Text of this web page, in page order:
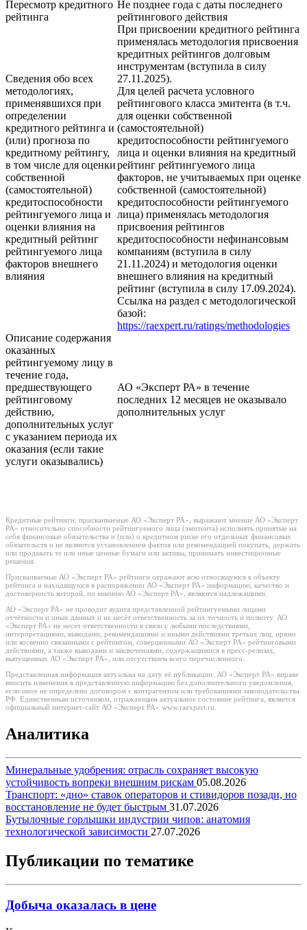
Пересмотр кредитного
рейтинга
Не позднее года с даты последнего
рейтингового действия
Сведения обо всех
методологиях,
применявшихся при
определении
кредитного рейтинга и
(или) прогноза по
кредитному рейтингу,
в том числе для оценки
собственной
(самостоятельной)
кредитоспособности
рейтингуемого лица и
оценки влияния на
кредитный рейтинг
рейтингуемого лица
факторов внешнего
влияния
При присвоении кредитного рейтинга
применялась методология присвоения
кредитных рейтингов долговым
инструментам (вступила в силу
27.11.2025).
Для целей расчета условного
рейтингового класса эмитента (в т.ч.
для оценки собственной
(самостоятельной)
кредитоспособности рейтингуемого
лица и оценки влияния на кредитный
рейтинг рейтингуемого лица
факторов, не учитываемых при оценке
собственной (самостоятельной)
кредитоспособности рейтингуемого
лица) применялась методология
присвоения рейтингов
кредитоспособности нефинансовым
компаниям (вступила в силу
21.11.2024) и методология оценки
внешнего влияния на кредитный
рейтинг (вступила в силу 17.09.2024).
Ссылка на раздел с методологической
базой:
https://raexpert.ru/ratings/methodologies
Описание содержания
оказанных
рейтингуемому лицу в
течение года,
предшествующего
рейтинговому
действию,
дополнительных услуг
с указанием периода их
оказания (если такие
услуги оказывались)
АО «Эксперт РА» в течение
последних 12 месяцев не оказывало
дополнительных услуг
Кредитные рейтинги, присваиваемые АО «Эксперт РА», выражают мнение АО «Эксперт
РА» относительно способности рейтингуемого лица (эмитента) исполнять принятые на
себя финансовые обязательства и (или) о кредитном риске его отдельных финансовых
обязательств и не являются установлением фактов или рекомендацией покупать, держать
или продавать те или иные ценные бумаги или активы, принимать инвестиционные
решения.
Присваиваемые АО «Эксперт РА» рейтинги отражают всю относящуюся к объекту
рейтинга и находящуюся в распоряжении АО «Эксперт РА» информацию, качество и
достоверность которой, по мнению АО «Эксперт РА», являются надлежащими.
АО «Эксперт РА» не проводит аудита представленной рейтингуемыми лицами
отчётности и иных данных и не несёт ответственность за их точность и полноту. АО
«Эксперт РА» не несет ответственности в связи с любыми последствиями,
интерпретациями, выводами, рекомендациями и иными действиями третьих лиц, прямо
или косвенно связанными с рейтингом, совершенными АО «Эксперт РА» рейтинговыми
действиями, а также выводами и заключениями, содержащимися в пресс-релизах,
выпущенных АО «Эксперт РА», или отсутствием всего перечисленного.
Представленная информация актуальна на дату её публикации. АО «Эксперт РА» вправе
вносить изменения в представленную информацию без дополнительного уведомления,
если иное не определено договором с контрагентом или требованиями законодательства
РФ. Единственным источником, отражающим актуальное состояние рейтинга, является
официальный интернет-сайт АО «Эксперт РА» www.raexpert.ru.
Аналитика
Минеральные удобрения: отрасль сохраняет высокую
устойчивость вопреки внешним рискам 05.08.2026
Транспорт: «дно» ставок операторов и стивидоров позади, но
восстановление не будет быстрым 31.07.2026
Бутылочные горлышки индустрии чипов: анатомия
технологической зависимости 27.07.2026
Публикации по тематике
Добыча оказалась в цене